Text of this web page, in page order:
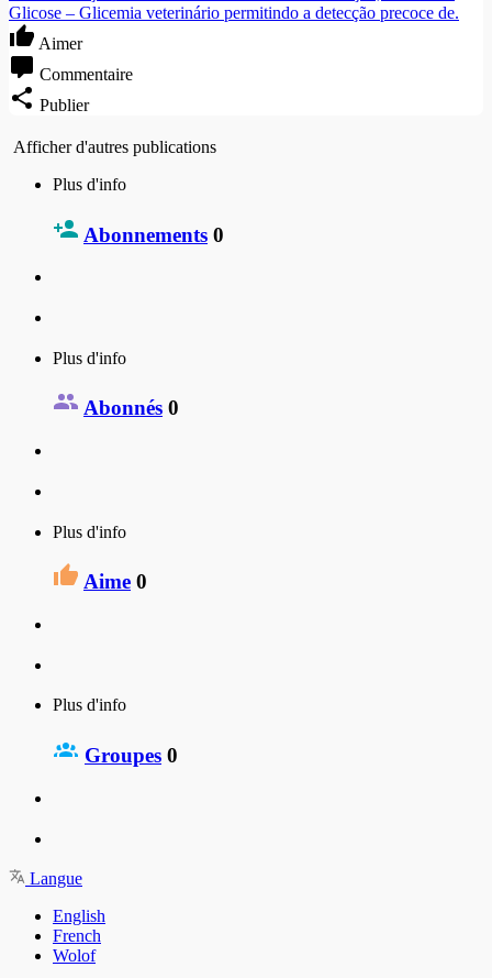
Glicose – Glicemia veterinário permitindo a detecção precoce de.
Aimer
Commentaire
Publier
Afficher d'autres publications
Plus d'info
Abonnements 0
Plus d'info
Abonnés 0
Plus d'info
Aime 0
Plus d'info
Groupes 0
Langue
English
French
Wolof